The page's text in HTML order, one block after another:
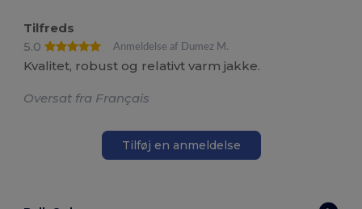
Tilfreds
5.0
Anmeldelse af Dumez M.
Kvalitet, robust og relativt varm jakke.
Oversat fra Français
Tilføj en anmeldelse